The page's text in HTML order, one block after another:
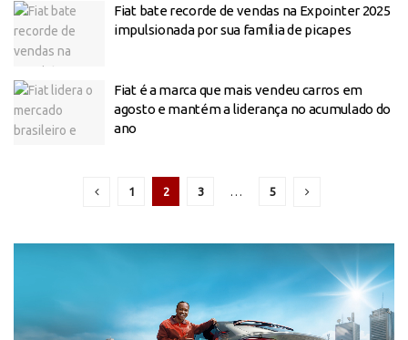
Fiat bate recorde de vendas na Expointer 2025
impulsionada por sua família de picapes
Fiat é a marca que mais vendeu carros em
agosto e mantém a liderança no acumulado do
ano
1 2 3 … 5